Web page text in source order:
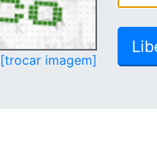
[trocar imagem]